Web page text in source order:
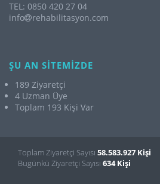
TEL: 0850 420 27 04
info
rehabilitasyon.com
ŞU AN SİTEMİZDE
189 Ziyaretçi
4 Uzman Üye
Toplam 193 Kişi Var
Toplam Ziyaretçi Sayısı 58.583.927 Kişi
Bugünkü Ziyaretçi Sayısı 634 Kişi